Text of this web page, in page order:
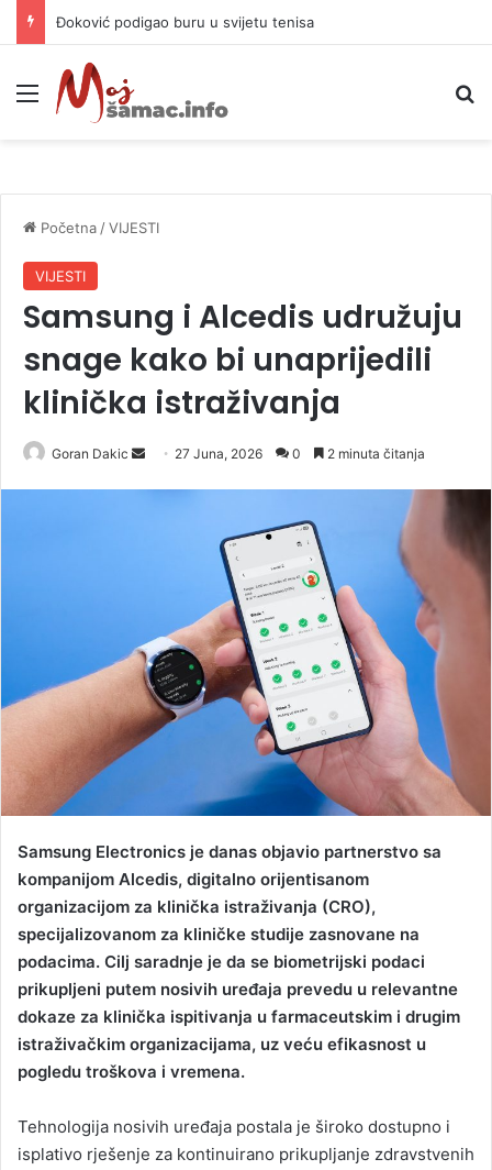
APIF izgubio spor sa komšijama, mora platiti 10.000 KM
Meni
Početna /VIJESTI
VIJESTI
Samsung i Alcedis udružuju
snage kako bi unaprijedili
klinička istraživanja
Goran Dakic
m
a
i
l
27 Juna, 2026 0 2 minuta čitanja
Samsung Electronics je danas objavio partnerstvo sa
kompanijom Alcedis, digitalno orijentisanom
organizacijom za klinička istraživanja (CRO),
specijalizovanom za kliničke studije zasnovane na
podacima. Cilj saradnje je da se biometrijski podaci
prikupljeni putem nosivih uređaja prevedu u relevantne
dokaze za klinička ispitivanja u farmaceutskim i drugim
istraživačkim organizacijama, uz veću efikasnost u
pogledu troškova i vremena.
Tehnologija nosivih uređaja postala je široko dostupno i
isplativo rješenje za kontinuirano prikupljanje zdravstvenih